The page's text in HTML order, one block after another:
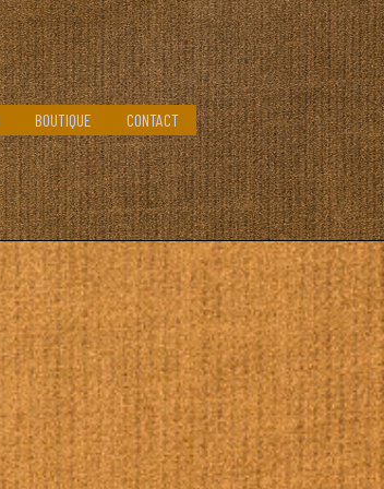
BOUTIQUE CONTACT